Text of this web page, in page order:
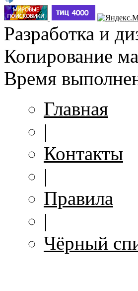
Разработка и
Копирование
Время
Главная
|
Контакты
|
Правила
|
Чёрный